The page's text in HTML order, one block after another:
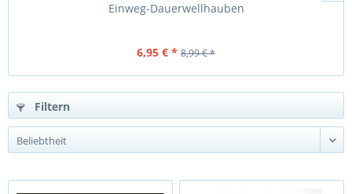
Einweg-Dauerwellhauben
6,95 € * 8,99 € *
Filtern